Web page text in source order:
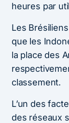
heures par
Les
que les
la place des
classement.
L’un des
des réseaux